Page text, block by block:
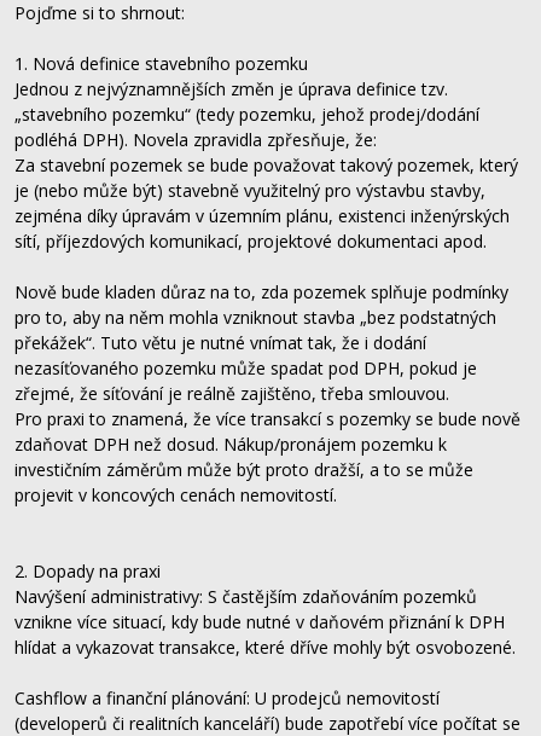
Pojďme si to shrnout:
1. Nová definice stavebního pozemku
Jednou z nejvýznamnějších změn je úprava definice tzv.
„stavebního pozemku“ (tedy pozemku, jehož prodej/dodání
podléhá DPH). Novela zpravidla zpřesňuje, že:
Za stavební pozemek se bude považovat takový pozemek, který
je (nebo může být) stavebně využitelný pro výstavbu stavby,
zejména díky úpravám v územním plánu, existenci inženýrských
sítí, příjezdových komunikací, projektové dokumentaci apod.
Nově bude kladen důraz na to, zda pozemek splňuje podmínky
pro to, aby na něm mohla vzniknout stavba „bez podstatných
překážek“. Tuto větu je nutné vnímat tak, že i dodání
nezasíťovaného pozemku může spadat pod DPH, pokud je
zřejmé, že síťování je reálně zajištěno, třeba smlouvou.
Pro praxi to znamená, že více transakcí s pozemky se bude nově
zdaňovat DPH než dosud. Nákup/pronájem pozemku k
investičním záměrům může být proto dražší, a to se může
projevit v koncových cenách nemovitostí.
2. Dopady na praxi
Navýšení administrativy: S častějším zdaňováním pozemků
vznikne více situací, kdy bude nutné v daňovém přiznání k DPH
hlídat a vykazovat transakce, které dříve mohly být osvobozené.
Cashflow a finanční plánování: U prodejců nemovitostí
(developerů či realitních kanceláří) bude zapotřebí více počítat se